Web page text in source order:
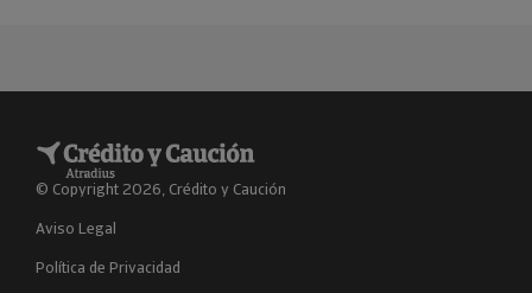
© Copyright 2026, Crédito y Caución
Aviso Legal
Política de Privacidad